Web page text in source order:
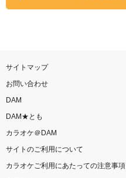
サイトマップ
お問い合わせ
DAM
DAM★とも
カラオケ＠DAM
サイトのご利用について
カラオケご利用にあたっての注意事項